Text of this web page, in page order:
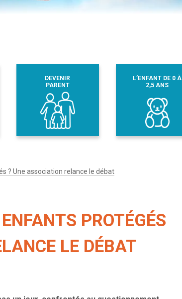
DEVENIR
PARENT
L’ENFANT DE 0 À
2,5 ANS
? Une association relance le débat
PROTÉGÉS
LE DÉBAT